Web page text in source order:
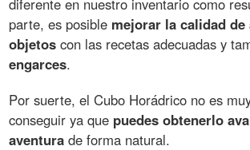
diferente en nuestro inventario como
parte, es posible mejorar la calidad de
objetos con las recetas adecuadas y
engarces.
Por suerte, el Cubo Horádrico no es
conseguir ya que puedes obtenerlo
aventura de forma natural.